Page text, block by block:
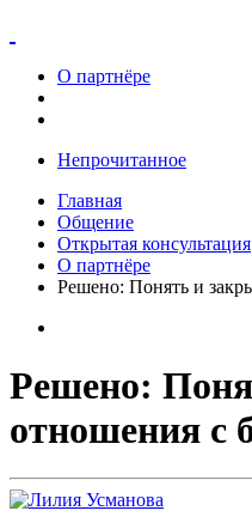
О партнёре
Непрочитанное
Главная
Общение
Открытая консультация
О партнёре
Решено: Понять и
Решено:
отношения